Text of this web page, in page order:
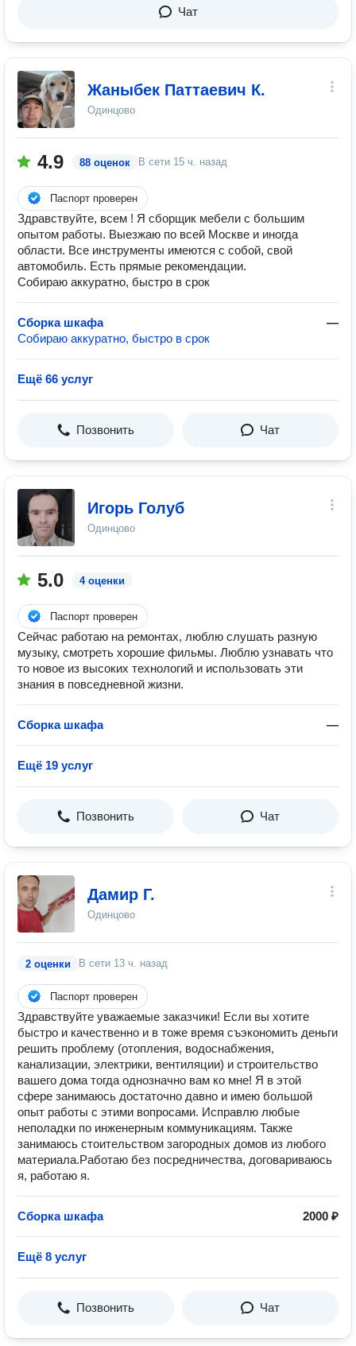
Чат
Жаныбек Паттаевич К.
Одинцово
4.9 88 оценок В сети 15 ч. назад
Паспорт проверен
Здравствуйте, всем ! Я сборщик мебели с большим
опытом работы. Выезжаю по всей Москве и иногда
области. Все инструменты имеются с собой, свой
автомобиль. Есть прямые рекомендации.
Собираю аккуратно, быстро в срок
Сборка шкафа
—
Собираю аккуратно, быстро в срок
Ещё 66 услуг
Позвонить Чат
Игорь Голуб
Одинцово
5.0 4 оценки
Паспорт проверен
Сейчас работаю на ремонтах, люблю слушать разную
музыку, смотреть хорошие фильмы. Люблю узнавать что
то новое из высоких технологий и использовать эти
знания в повседневной жизни.
Сборка шкафа —
Ещё 19 услуг
Позвонить Чат
Дамир Г.
Одинцово
2 оценки В сети 13 ч. назад
Паспорт проверен
Здравствуйте уважаемые заказчики! Если вы хотите
быстро и качественно и в тоже время съэкономить деньги
решить проблему (отопления, водоснабжения,
канализации, электрики, вентиляции) и строительство
вашего дома тогда однозначно вам ко мне! Я в этой
сфере занимаюсь достаточно давно и имею большой
опыт работы с этими вопросами. Исправлю любые
неполадки по инженерным коммуникациям. Также
занимаюсь стоительством загородных домов из любого
материала.Работаю без посредничества, договариваюсь
я, работаю я.
Сборка шкафа 2000 ₽
Ещё 8 услуг
Позвонить Чат